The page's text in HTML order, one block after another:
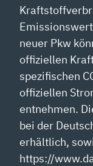
neuer Pkw
offiziellen
spezifischen
offiziellen
entnehmen.
bei der
erhältlich,
https://